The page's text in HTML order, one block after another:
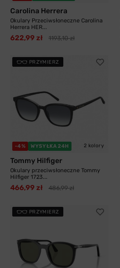
Carolina Herrera
Okulary Przeciwsłoneczne Carolina
Herrera HER...
622,99 zł 1193,10 zł
PRZYMIERZ
-4% WYSYŁKA 24H 2 kolory
Tommy Hilfiger
Okulary przeciwsłoneczne Tommy
Hilfiger 1723...
466,99 zł 486,99 zł
PRZYMIERZ